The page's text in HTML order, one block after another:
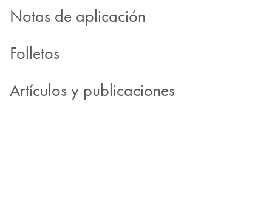
Notas de aplicación
Folletos
Artículos y publicaciones